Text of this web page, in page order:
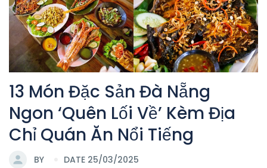
13 Món Đặc Sản Đà Nẵng
Ngon ‘Quên Lối Về’ Kèm Địa
Chỉ Quán Ăn Nổi Tiếng
BY DATE 25/03/2025